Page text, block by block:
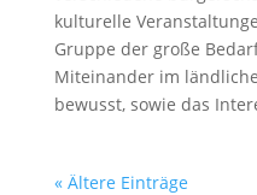
kulturelle
Gruppe der große
Miteinander im
bewusst, sowie das
« Ältere Einträge